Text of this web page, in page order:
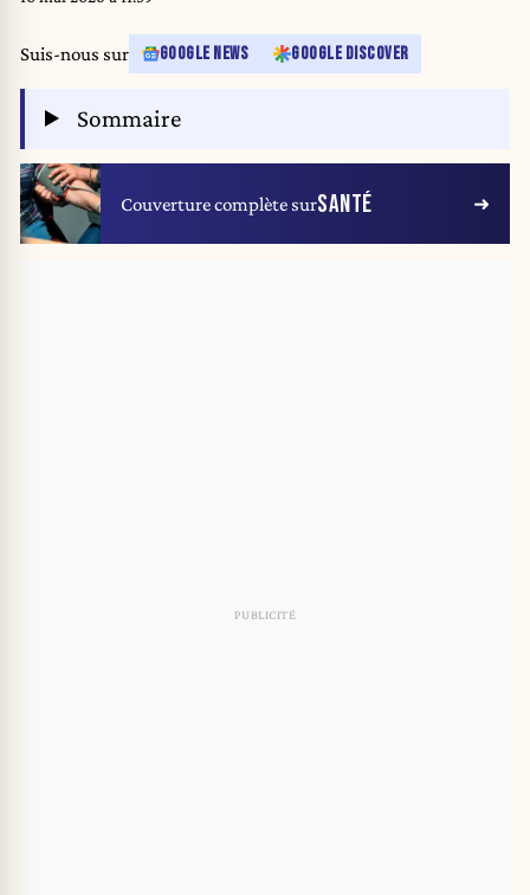
Argentina to Cape Verde. The patient being treated in Johannesburg tested
positive for a hantavirus, a family of viruses that can cause hemorrhagic
fever, South African spokesperson Foster Mohale said.
Suis-nous sur GOOGLE NEWS GOOGLE DISCOVER
Sommaire
Couverture complète surSANTÉ